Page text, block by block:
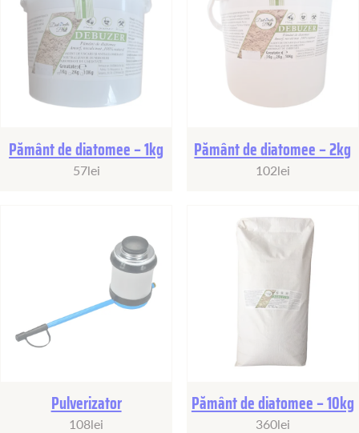
Pământ de diatomee – 1kg
57lei
Pământ de diatomee – 2kg
102lei
Pulverizator
108lei
Pământ de diatomee – 10kg
360lei